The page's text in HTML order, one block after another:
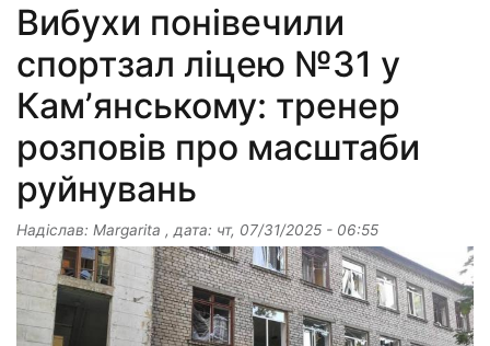
Вибухи понівечили
спортзал ліцею №31 у
Камʼянському: тренер
розповів про масштаби
руйнувань
Надіслав: Margarita , дата: чт, 07/31/2025 - 06:55